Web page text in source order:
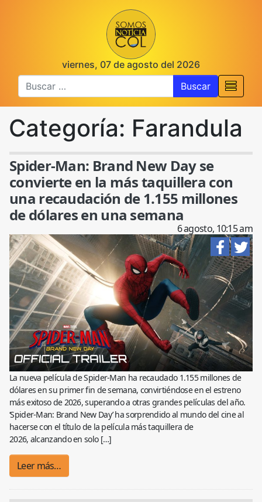
viernes, 07 de agosto del 2026
Buscar
Categoría: Farandula
Spider-Man: Brand New Day se
convierte en la más taquillera con
una recaudación de 1.155 millones
de dólares en una semana
6 agosto, 10:15 am
La nueva película de Spider-Man ha recaudado 1.155 millones de
dólares en su primer fin de semana, convirtiéndose en el estreno
más exitoso de 2026, superando a otras grandes películas del año.
‘Spider-Man: Brand New Day’ ha sorprendido al mundo del cine al
hacerse con el título de la película más taquillera de
2026, alcanzando en solo […]
Leer más…